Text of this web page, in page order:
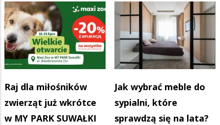
Raj dla miłośników
zwierząt już wkrótce
w MY PARK SUWAŁKI
Jak wybrać meble do
sypialni, które
sprawdzą się na lata?